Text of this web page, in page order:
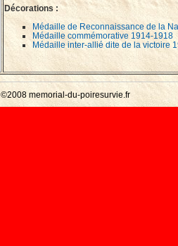
Décorations :
Médaille de Reconnaissance de la
Médaille commémorative 1914-1918
Médaille inter-allié dite de la victoire
©2008 memorial-du-poiresurvie.fr